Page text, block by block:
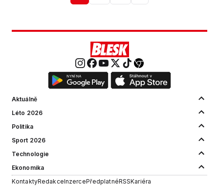
Aktuálně
Léto 2026
Politika
Sport 2026
Technologie
Ekonomika
KontaktyRedakceInzercePředplatnéRSSKariéra